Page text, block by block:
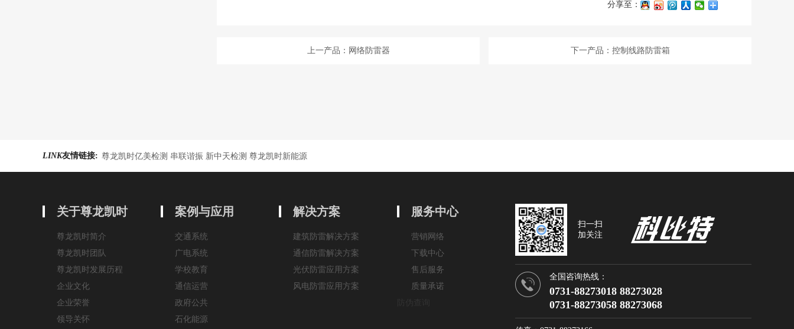
分享至：
上一产品：网络防雷器 下一产品：控制线路防雷箱
LINK友情链接: 尊龙凯时亿美检测 串联谐振 新中天检测 尊龙凯时新能源
关于尊龙凯时
尊龙凯时简介
尊龙凯时团队
尊龙凯时发展历程
企业文化
企业荣誉
领导关怀
案例与应用
交通系统
广电系统
学校教育
通信运营
政府公共
石化能源
解决方案
建筑防雷解决方案
通信防雷解决方案
光伏防雷应用方案
风电防雷应用方案
服务中心
营销网络
下载中心
售后服务
质量承诺
扫一扫
加关注
全国咨询热线：
0731-88273018 88273028
0731-88273058 88273068